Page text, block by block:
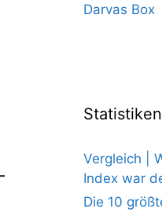
Darvas Box
Statistiken
Vergleich |
Index war
Die 10